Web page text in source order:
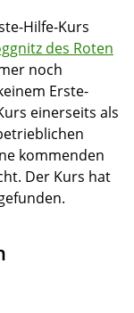
Hilfe-Kurs
des Roten
noch
Erste-
einerseits als
kommenden
Der Kurs hat